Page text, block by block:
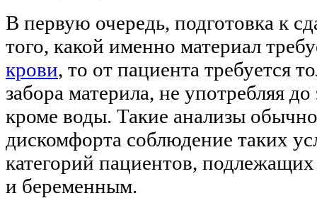
В первую очередь, подготовка к
того, какой именно материал
крови, то от пациента требуется
забора материла, не употребляя
кроме воды. Такие анализы
дискомфорта соблюдение таких
категорий пациентов,
и беременным.